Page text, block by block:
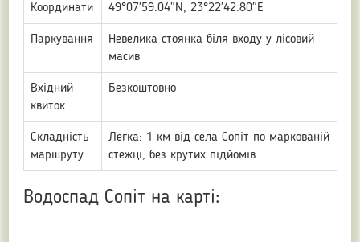
Координати 49°07′59.04″N, 23°22′42.80″E
Паркування
Невелика стоянка біля входу у лісовий
масив
Вхідний
квиток
Безкоштовно
Складність
маршруту
Легка: 1 км від села Сопіт по маркованій
стежці, без крутих підйомів
Водоспад Сопіт на карті: